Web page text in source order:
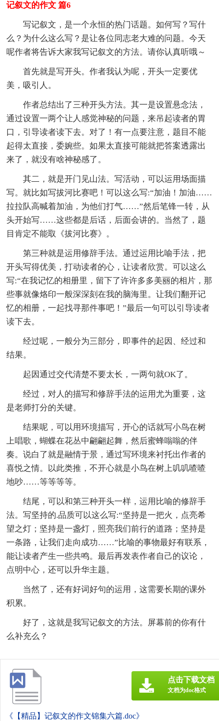
记叙文的作文 篇6
写记叙文，是一个永恒的热门话题。如何写？写什
么？为什么这么写？是让各位同志老大难的问题。今天
呢作者将告诉大家我写记叙文的方法。请你认真听哦～
首先就是写开头。作者我认为呢，开头一定要优
美，吸引人。
作者总结出了三种开头方法。其一是设置悬念法，
通过设置一两个让人感觉神秘的问题，来吊起读者的胃
口，引导读者读下去。对了！有一点要注意，题目不能
起得太直接，委婉些。如果太直接可能就把答案透露出
来了，就没有啥神秘感了。
其二，就是开门见山法。写活动，可以运用场面描
写。就比如写拔河比赛吧！可以这么写:“加油！加油……
拉拉队高喊着加油，为他们打气……”然后笔锋一转，从
头开始写……这些都是后话，后面会讲的。当然了，题
目肯定不能取《拔河比赛》。
第三种就是运用修辞手法。通过运用比喻手法，把
开头写得优美，打动读者的心，让读者欣赏。可以这么
写:“在我记忆的相册里，留下了许许多多美丽的相片，那
些事就像烙印一般深深刻在我的脑海里。让我们翻开记
忆的相册，一起找寻那件事吧！”最后一句可以引导读者
读下去。
经过呢，一般分为三部分，即事件的起因、经过和
结果。
起因通过交代清楚不要太长，一两句就OK了。
经过，对人的描写和修辞手法的运用尤为重要，这
是老师打分的关键。
结果呢，可以用环境描写，开心的话就写小鸟在树
上唱歌，蝴蝶在花丛中翩翩起舞，然后蜜蜂嗡嗡的伴
奏。说白了就是融情于景，通过写环境来衬托出作者的
喜悦之情。以此类推，不开心就是小鸟在树上叽叽喳喳
地吵……等等等等。
结尾，可以和第三种开头一样，运用比喻的修辞手
法。写坚持的.品质可以这么写:“坚持是一把火，点亮希
望之灯；坚持是一盏灯，照亮我们前行的道路；坚持是
一条路，让我们走向成功……”比喻的事物最好有联系，
能让读者产生一些共鸣。最后再发表作者自己的议论，
点明中心，还可以升华主题。
当然了，还有好词好句的运用，这需要长期的课外
积累。
好了，这就是我写记叙文的方法。屏幕前的你有什
么补充么？
《【精品】记叙文的作文锦集六篇.doc》
点击下载文档
文档为doc格式